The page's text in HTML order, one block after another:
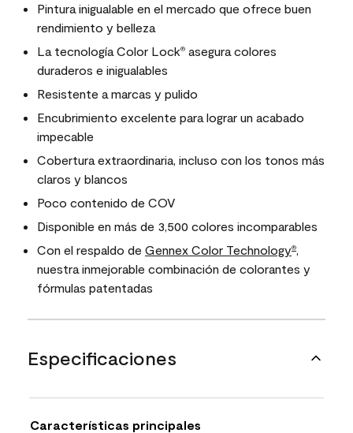
Pintura inigualable en el mercado que ofrece buen
rendimiento y belleza
La tecnología Color Lock® asegura colores
duraderos e inigualables
Resistente a marcas y pulido
Encubrimiento excelente para lograr un acabado
impecable
Cobertura extraordinaria, incluso con los tonos más
claros y blancos
Poco contenido de COV
Disponible en más de 3,500 colores incomparables
Con el respaldo de Gennex Color Technology®,
nuestra inmejorable combinación de colorantes y
fórmulas patentadas
Especificaciones
Características principales